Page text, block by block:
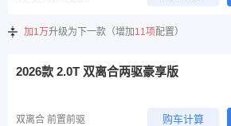
加1万升级为下一款（增加 11项配置）
2026款 2.0T 双离合两驱豪享版
双离合 前置前驱 购车计算